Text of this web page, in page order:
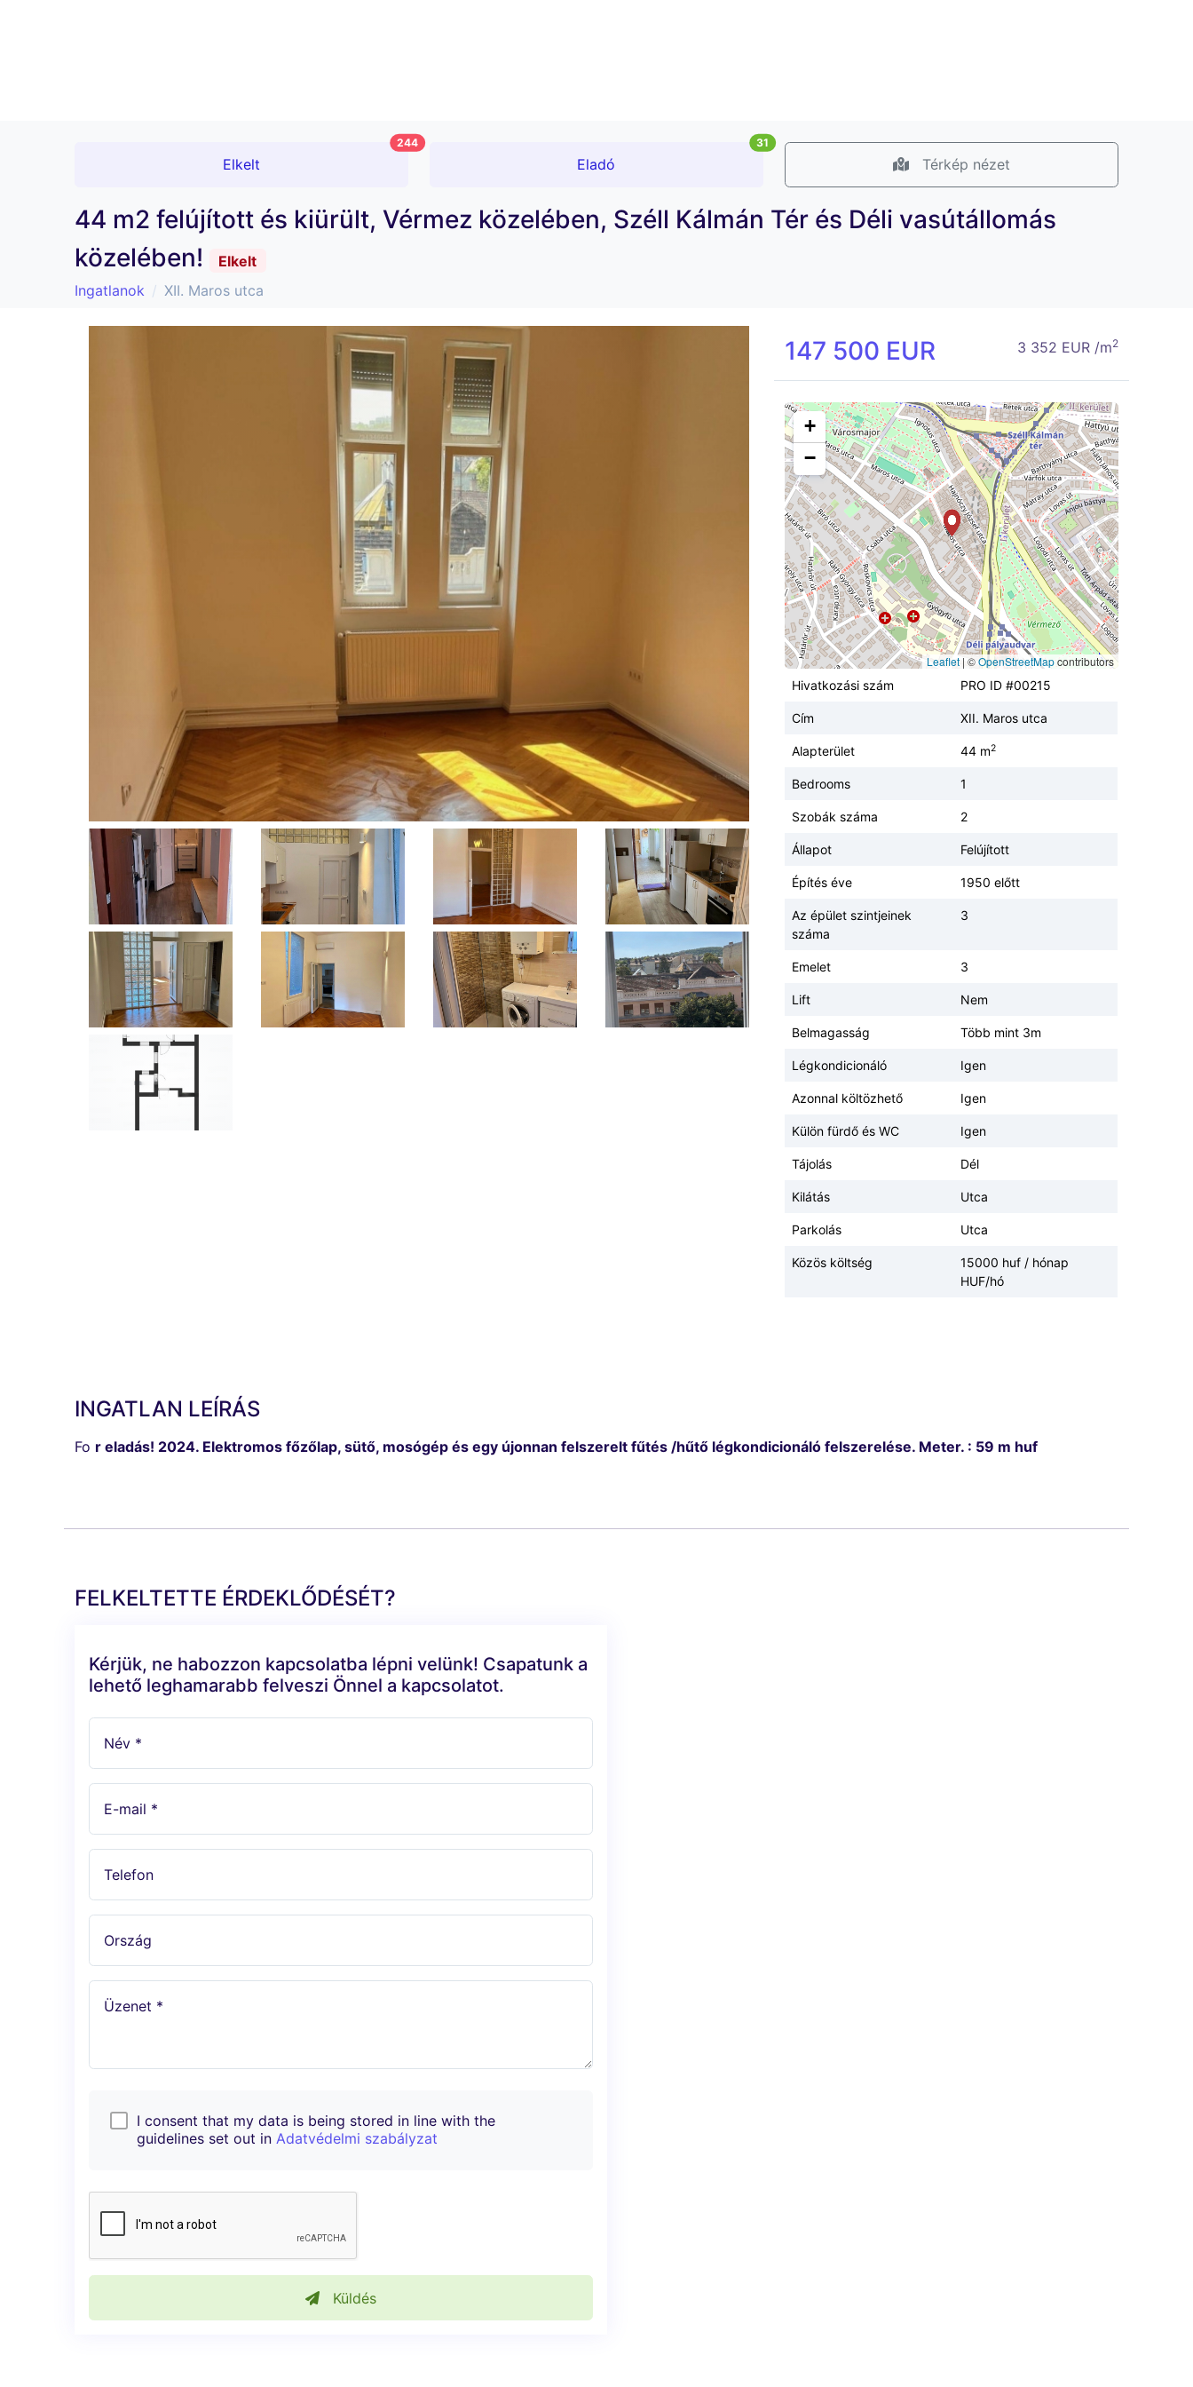
Elkelt
244
Eladó
31
Térkép nézet
44 m2 felújított és kiürült, Vérmez közelében, Széll Kálmán Tér és Déli vasútállomás
közelében!
Elkelt
Ingatlanok
XII. Maros utca
147 500 EUR 3 352 EUR /m2
+
−
Leaflet | ©OpenStreetMapcontributors
Hivatkozási szám
PRO ID #00215
Cím XII. Maros utca
Alapterület 44 m2
Bedrooms 1
Szobák száma 2
Állapot Felújított
Építés éve 1950 előtt
Az épület szintjeinek
száma
3
Emelet 3
Lift Nem
Belmagasság Több mint 3m
Légkondicionáló Igen
Azonnal költözhető Igen
Külön fürdő és WC Igen
Tájolás Dél
Kilátás Utca
Parkolás Utca
Közös költség
15000 huf / hónap
HUF/hó
INGATLAN LEÍRÁS
Fo r eladás! 2024. Elektromos főzőlap, sütő, mosógép és egy újonnan felszerelt fűtés /hűtő légkondicionáló felszerelése. Meter. : 59 m huf
FELKELTETTE ÉRDEKLŐDÉSÉT?
Kérjük, ne habozzon kapcsolatba lépni velünk! Csapatunk a
lehető leghamarabb felveszi Önnel a kapcsolatot.
Név *
E-mail *
Telefon
Ország
Üzenet *
I consent that my data is being stored in line with the
guidelines set out in Adatvédelmi szabályzat
Küldés